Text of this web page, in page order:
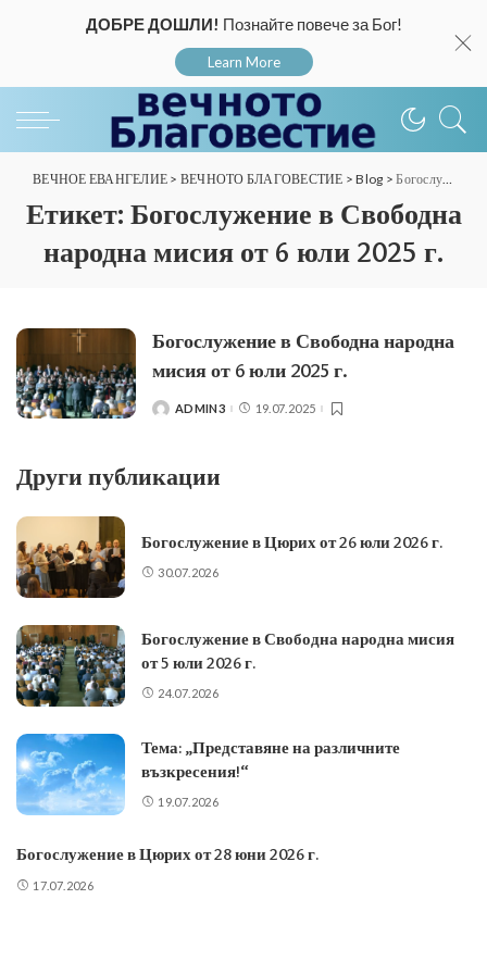
ДОБРЕ ДОШЛИ! Познайте повече за Бог!
Learn More
ВЕЧНОЕ ЕВАНГЕЛИЕ > ВЕЧНОТО БЛАГОВЕСТИЕ >Blog >Богослужение в Свободна народна мисия от 6 юли 2025 г.
Етикет: Богослужение в Свободна
народна мисия от 6 юли 2025 г.
Богослужение в Свободна народна
мисия от 6 юли 2025 г.
POSTED
ADMIN3 19.07.2025
Други публикации
Богослужение в Цюрих от 26 юли 2026 г.
30.07.2026
Богослужение в Свободна народна мисия
от 5 юли 2026 г.
24.07.2026
Тема: „Представяне на различните
възкресения!“
19.07.2026
Богослужение в Цюрих от 28 юни 2026 г.
17.07.2026